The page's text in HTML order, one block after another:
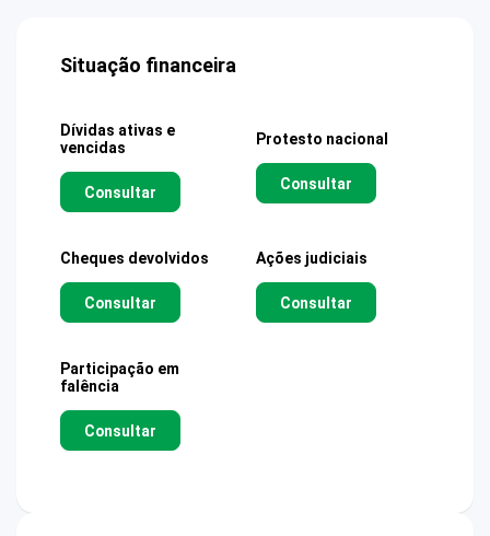
Situação financeira
Dívidas ativas e
vencidas
Consultar
Protesto nacional
Consultar
Cheques devolvidos
Consultar
Ações judiciais
Consultar
Participação em
falência
Consultar